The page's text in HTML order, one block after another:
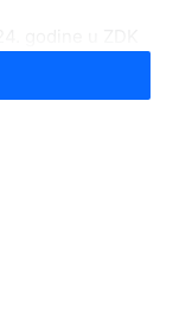
kod ljudi.
manji brojevi
naročito ovaca i
je
a u testiranju
preko 500